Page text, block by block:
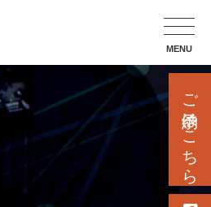
MENU
ご予約はこちら